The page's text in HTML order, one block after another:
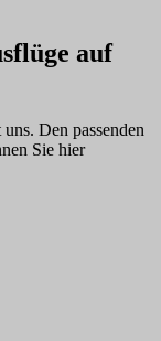
auf
uns. Den passenden
Sie hier